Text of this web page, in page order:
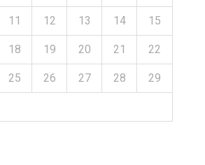
11 12 13 14 15
18 19 20 21 22
25 26 27 28 29